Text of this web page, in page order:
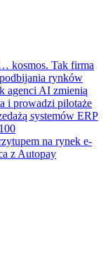
kosmos. Tak firma
rynków
agenci AI zmienią
i prowadzi pilotaże
systemów ERP
na rynek e-
z Autopay